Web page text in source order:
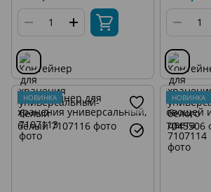
НОВИНКА НОВИНКА